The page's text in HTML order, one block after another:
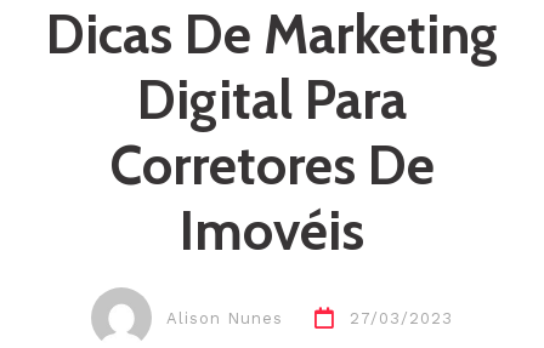
Dicas De Marketing
Digital Para
Corretores De
Imovéis
Alison Nunes 27/03/2023